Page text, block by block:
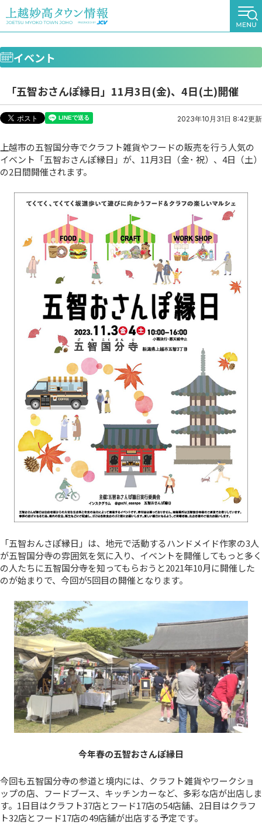
イベント
「五智おさんぽ縁日」11月3日(金)、4日(土)開催
2023年10月31日 8:42更新
上越市の五智国分寺でクラフト雑貨やフードの販売を行う人気の
イベント「五智おさんぽ縁日」が、11月3日（金･ 祝）、4日（土）
の2日間開催されます。
「五智おんさぽ縁日」は、地元で活動するハンドメイド作家の3人
が五智国分寺の雰囲気を気に入り、イベントを開催してもっと多く
の人たちに五智国分寺を知ってもらおうと2021年10月に開催した
のが始まりで、今回が5回目の開催となります。
今年春の五智おさんぽ縁日
今回も五智国分寺の参道と境内には、クラフト雑貨やワークショ
ップの店、フードブース、キッチンカーなど、多彩な店が出店しま
す。1日目はクラフト37店とフード17店の54店舗、2日目はクラフ
ト32店とフード17店の49店舗が出店する予定です。